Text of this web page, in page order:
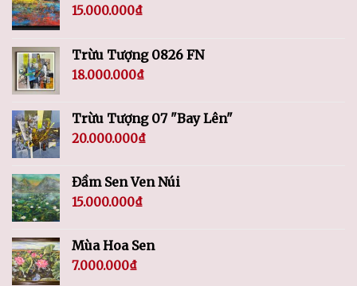
15.000.000₫
Trừu Tượng 0826 FN
18.000.000₫
Trừu Tượng 07 "Bay Lên"
20.000.000₫
Đầm Sen Ven Núi
15.000.000₫
Mùa Hoa Sen
7.000.000₫